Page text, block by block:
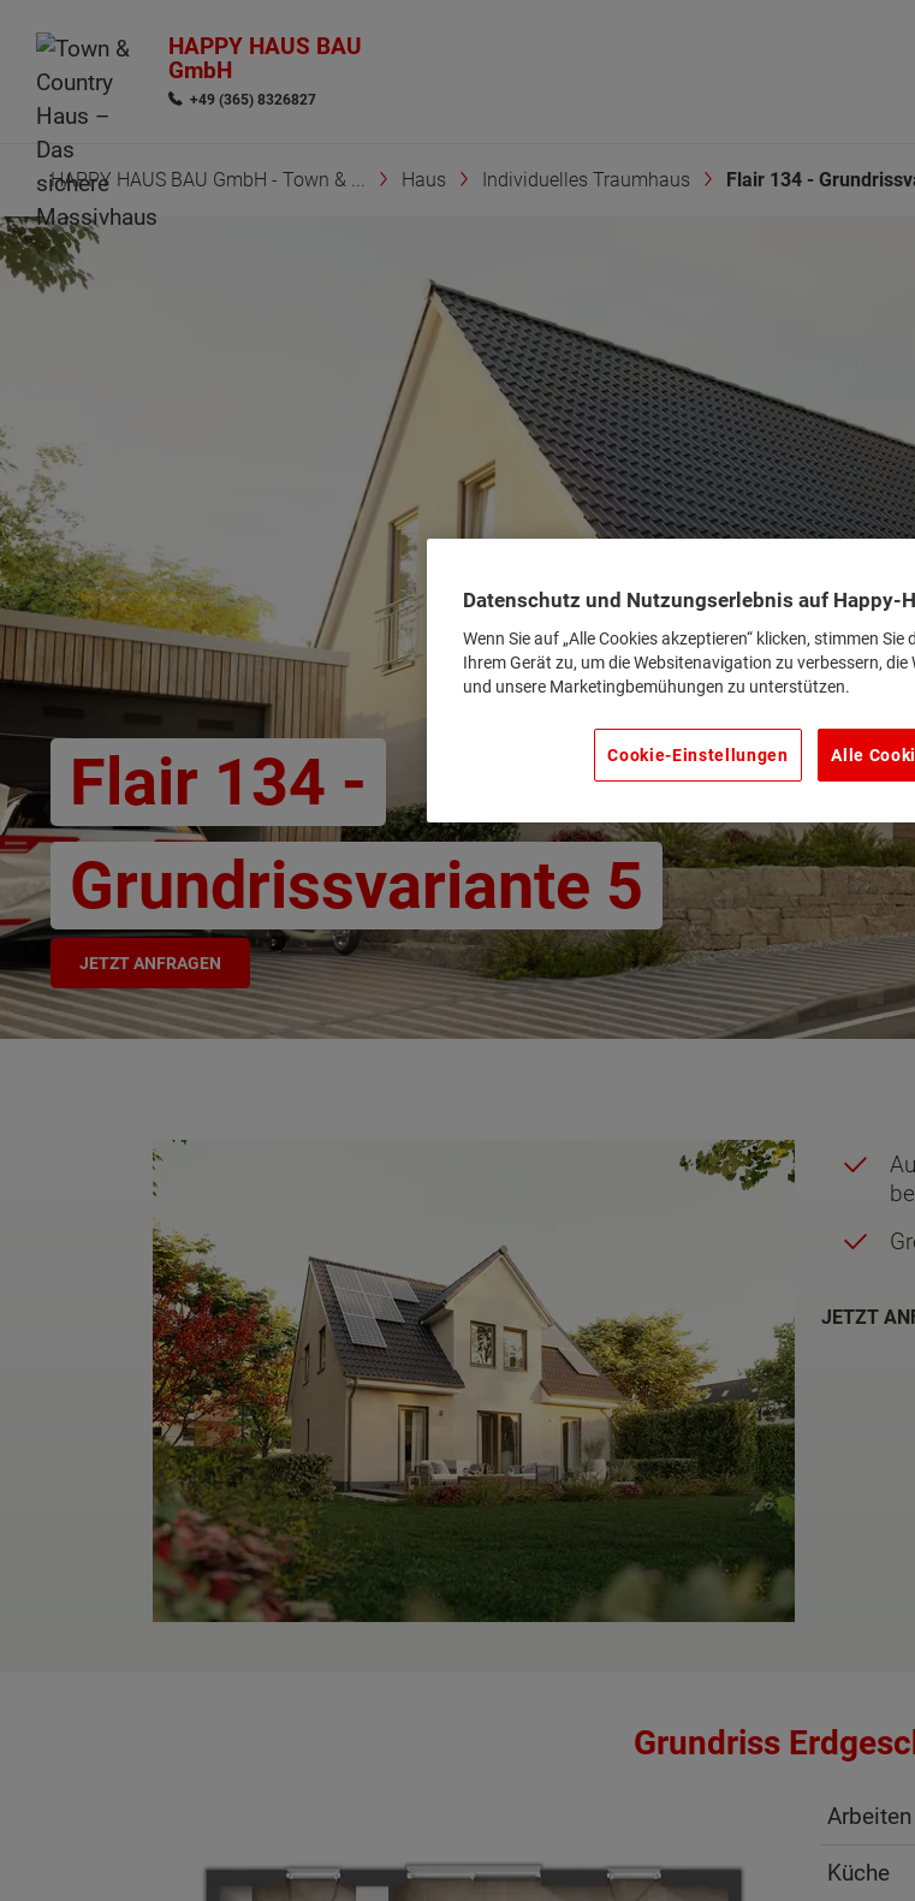
HAPPY HAUS BAU
GmbH
+49 (365) 8326827
HAPPY HAUS BAU GmbH - Town & ... Haus Individuelles Traumhaus Flair 134 -
Flair 134 -
Grundrissvariante 5
JETZT ANFRAGEN
JETZT
Grundriss
Arbeiten
Küche
Datenschutz und Nutzungserlebnis auf Happy-
Wenn Sie auf „Alle Cookies akzeptieren“ klicken, stimmen
Ihrem Gerät zu, um die Websitenavigation zu verbessern,
und unsere Marketingbemühungen zu unterstützen.
Cookie-Einstellungen Alle